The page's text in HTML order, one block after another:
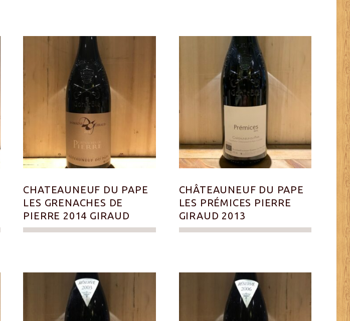
CHATEAUNEUF DU PAPE
LES GRENACHES DE
PIERRE 2014 GIRAUD
CHÂTEAUNEUF DU PAPE
LES PRÉMICES PIERRE
GIRAUD 2013